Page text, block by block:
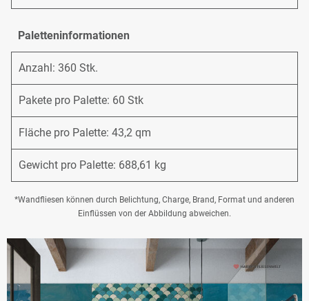
Paletteninformationen
Anzahl: 360 Stk.
Pakete pro Palette: 60 Stk
Fläche pro Palette: 43,2 qm
Gewicht pro Palette: 688,61 kg
*Wandfliesen können durch Belichtung, Charge, Brand, Format und anderen
Einflüssen von der Abbildung abweichen.